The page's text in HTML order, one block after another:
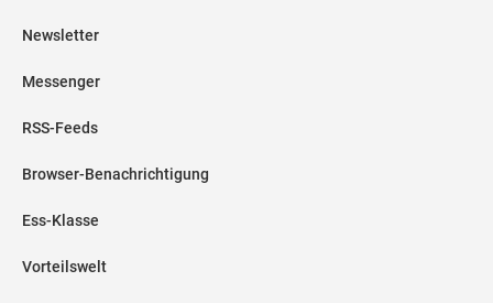
Newsletter
Messenger
RSS-Feeds
Browser-Benachrichtigung
Ess-Klasse
Vorteilswelt